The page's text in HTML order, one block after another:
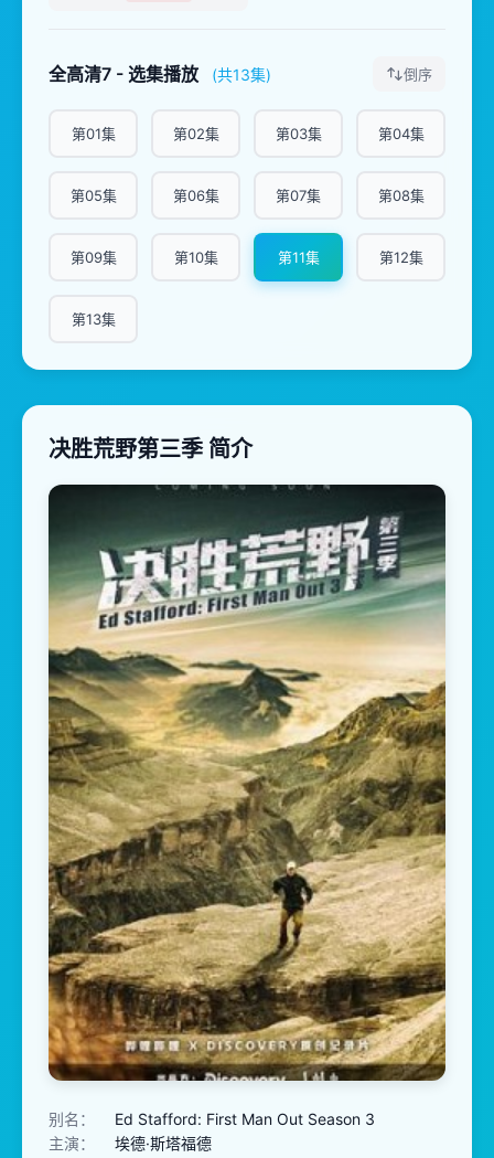
全高清7 - 选集播放 (共13集) 倒序
第01集 第02集 第03集 第04集
第05集 第06集 第07集 第08集
第09集 第10集 第11集 第12集
第13集
决胜荒野第三季 简介
别名：
Ed Stafford: First Man Out Season 3
主演：
埃德·斯塔福德